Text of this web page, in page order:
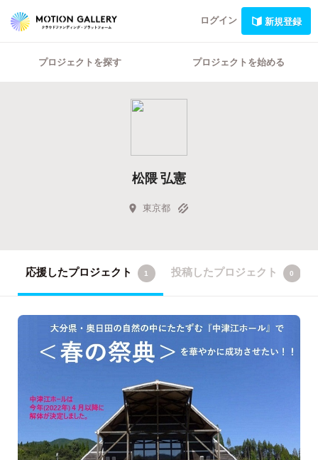
ログイン 新規登録
プロジェクトを探す プロジェクトを始める
松隈 弘憲
東京都
応援したプロジェクト 1 投稿したプロジェクト 0